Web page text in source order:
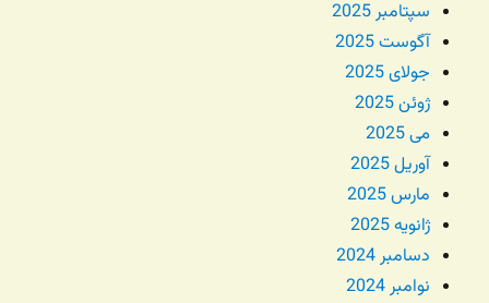
سپتامبر 2025
آگوست 2025
جولای 2025
ژوئن 2025
می 2025
آوریل 2025
مارس 2025
ژانویه 2025
دسامبر 2024
نوامبر 2024